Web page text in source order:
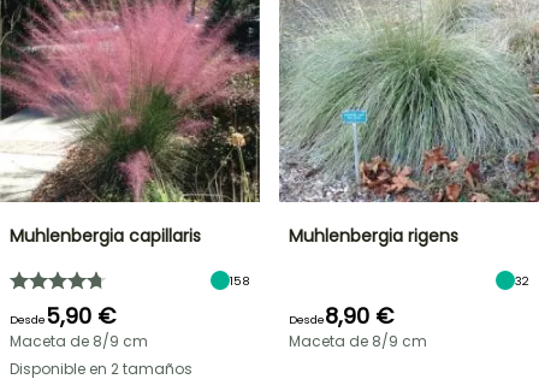
Muhlenbergia capillaris
158
Desde5,90 €
Maceta de 8/9 cm
Disponible en 2 tamaños
Muhlenbergia rigens
32
Desde8,90 €
Maceta de 8/9 cm